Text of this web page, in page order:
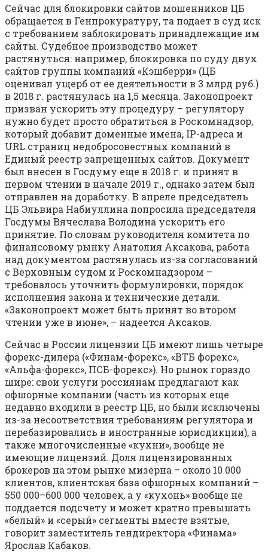
Сейчас для блокировки сайтов мошенников ЦБ
обращается в Генпрокуратуру, та подает в суд иск
с требованием заблокировать принадлежащие им
сайты. Судебное производство может
растянуться: например, блокировка по суду двух
сайтов группы компаний «Кэшберри» (ЦБ
оценивал ущерб от ее деятельности в 3 млрд руб.)
в 2018 г. растянулась на 1,5 месяца. Законопроект
призван ускорить эту процедуру – регулятору
нужно будет просто обратиться в Роскомнадзор,
который добавит доменные имена, IP-адреса и
URL страниц недобросовестных компаний в
Единый реестр запрещенных сайтов. Документ
был внесен в Госдуму еще в 2018 г. и принят в
первом чтении в начале 2019 г., однако затем был
отправлен на доработку. В апреле председатель
ЦБ Эльвира Набиуллина попросила председателя
Госдумы Вячеслава Володина ускорить его
принятие. По словам руководителя комитета по
финансовому рынку Анатолия Аксакова, работа
над документом растянулась из-за согласований
с Верховным судом и Роскомнадзором –
требовалось уточнить формулировки, порядок
исполнения закона и технические детали.
«Законопроект может быть принят во втором
чтении уже в июне», – надеется Аксаков.
Сейчас в России лицензии ЦБ имеют лишь четыре
форекс-дилера («Финам-форекс», «ВТБ форекс»,
«Альфа-форекс», ПСБ-форекс»). Но рынок гораздо
шире: свои услуги россиянам предлагают как
офшорные компании (часть из которых еще
недавно входили в реестр ЦБ, но были исключены
из-за несоответствия требованиям регулятора и
перебазировались в иностранные юрисдикции), а
также многочисленные «кухни», вообще не
имеющие лицензий. Доля лицензированных
брокеров на этом рынке мизерна – около 10 000
клиентов, клиентская база офшорных компаний –
550 000–600 000 человек, а у «кухонь» вообще не
поддается подсчету и может кратно превышать
«белый» и «серый» сегменты вместе взятые,
говорит заместитель гендиректора «Финама»
Ярослав Кабаков.